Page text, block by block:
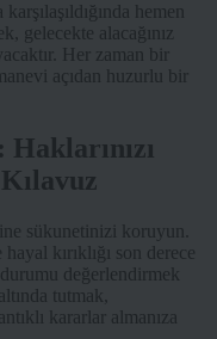
hemen
gelecekte alacağınız
Her zaman bir
açıdan huzurlu bir
sükunetinizi koruyun.
kırıklığı son derece
değerlendirmek
tutmak,
kararlar almanıza